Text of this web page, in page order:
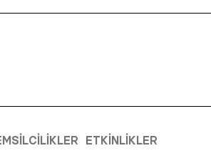
ETKINLIKLER